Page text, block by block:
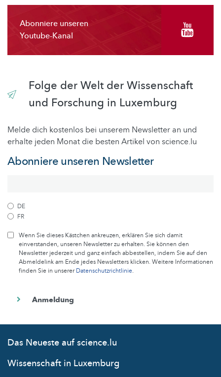
Abonniere unseren
Youtube-Kanal
Folge der Welt der Wissenschaft
und Forschung in Luxemburg
Melde dich kostenlos bei unserem Newsletter an und
erhalte jeden Monat die besten Artikel von science.lu
Abonniere unseren Newsletter
DE
FR
Wenn Sie dieses Kästchen ankreuzen, erklären Sie sich damit
einverstanden, unseren Newsletter zu erhalten. Sie können den
Newsletter jederzeit und ganz einfach abbestellen, indem Sie auf den
Abmeldelink am Ende jedes Newsletters klicken. Weitere Informationen
finden Sie in unsererDatenschutzrichtlinie.
Das Neueste auf science.lu
Wissenschaft in Luxemburg